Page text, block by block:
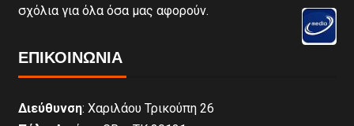
σχόλια για όλα όσα μας αφορούν.
ΕΠΙΚΟΙΝΩΝΊΑ
Διεύθυνση: Χαριλάου Τρικούπη 26